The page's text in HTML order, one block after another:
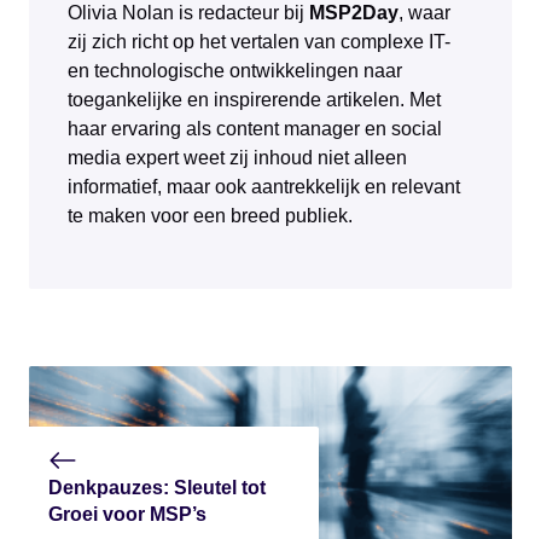
Olivia Nolan is redacteur bij MSP2Day, waar
zij zich richt op het vertalen van complexe IT-
en technologische ontwikkelingen naar
toegankelijke en inspirerende artikelen. Met
haar ervaring als content manager en social
media expert weet zij inhoud niet alleen
informatief, maar ook aantrekkelijk en relevant
te maken voor een breed publiek.
Denkpauzes: Sleutel tot
Groei voor MSP’s